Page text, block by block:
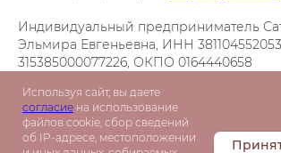
Индивидуальный предприниматель
Эльмира Евгеньевна, ИНН
315385000077226, ОКПО 0164440658
Событий, 100
Используя сайт, вы даете
согласие на использование
файлов cookie, сбор сведений
об IP-адресе, местоположении